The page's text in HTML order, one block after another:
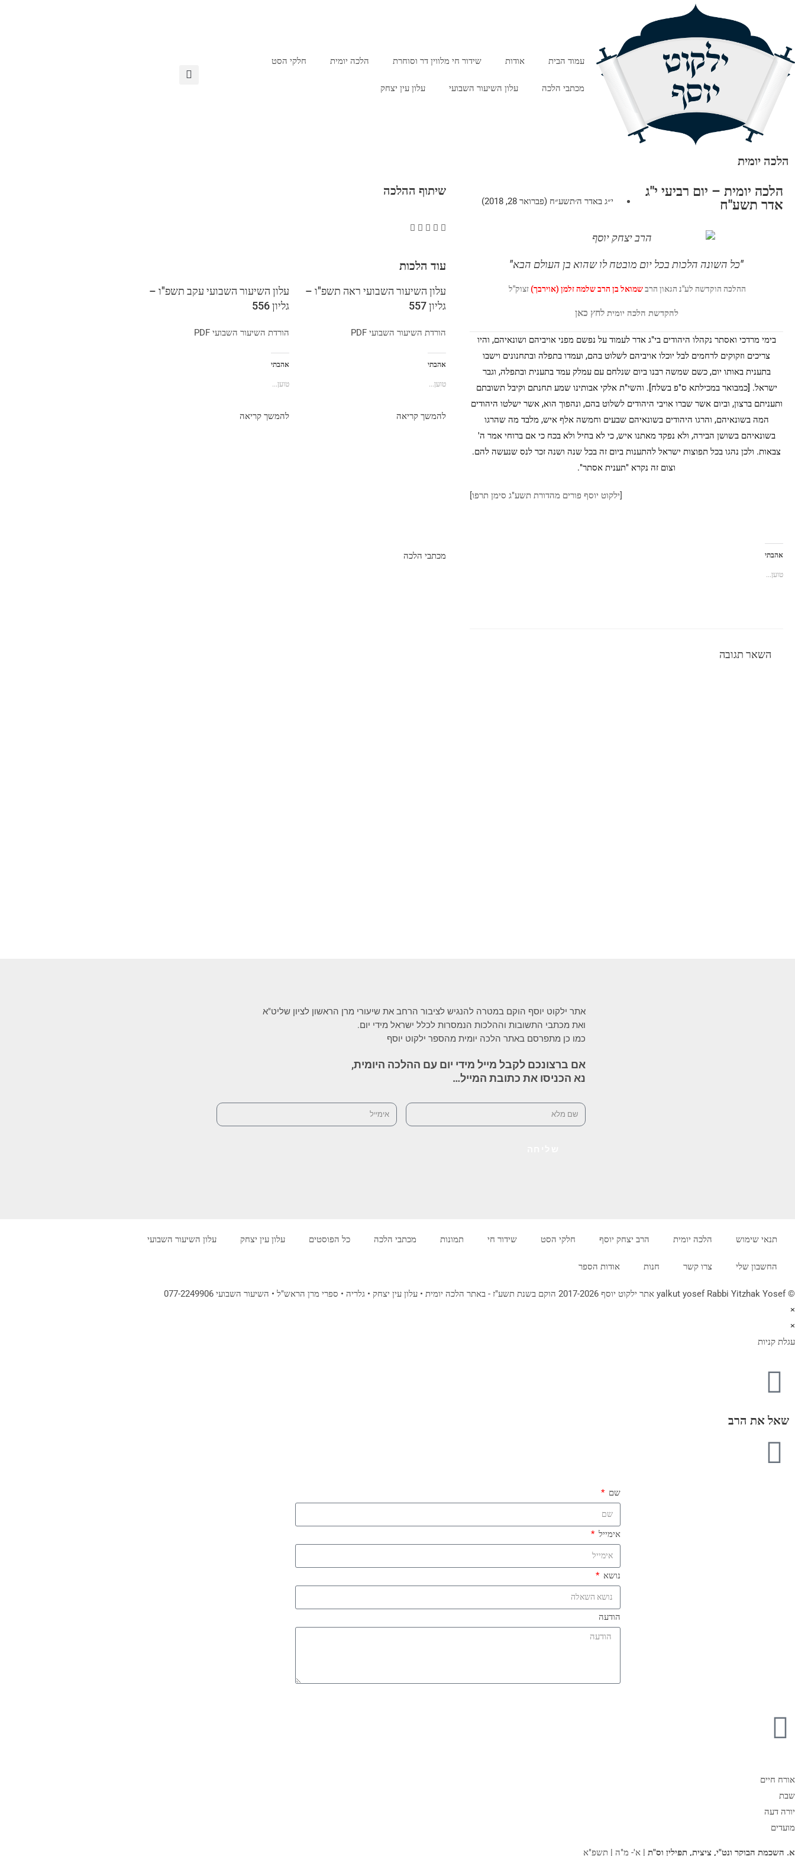
עמוד הבית אודות שידור חי מלווין דר וסוחרת הלכה יומית חלקי הסט
מכתבי הלכה עלון השיעור השבועי עלון עין יצחק
הלכה יומית
הלכה יומית – יום רביעי י"ג
אדר תשע"ח
י״ג באדר ה׳תשע״ח (פברואר 28, 2018)
"כל השונה הלכות בכל יום מובטח לו שהוא בן העולם הבא"
ההלכה הוקדשה לע"נ הגאון הרבשמואל בן הרב שלמה זלמן (אוירבך)זצוק"ל
להקדשת הלכה יומיתלחץ כאן
בימי מרדכי ואסתר נקהלו היהודים בי"ג אדר לעמוד על נפשם מפני אויביהם ושונאיהם, והיו
צריכים וזקוקים לרחמים לבל יוכלו אויביהם לשלוט בהם, ועמדו בתפלה ובתחנונים וישבו
בתענית באותו יום, כשם שמשה רבנו ביום שנלחם עם עמלק עמד בתענית ובתפלה, וגבר
ישראל. [כמבואר במכילתא ס"פ בשלח]. והשי"ת אלקי אבותינו שמע תחנתם וקיבל תשובתם
ותעניתם ברצון, וביום אשר שברו אויבי היהודים לשלוט בהם, ונהפוך הוא, אשר ישלטו היהודים
המה בשונאיהם, והרגו היהודים בשונאיהם שבעים וחמשה אלף איש, מלבד מה שהרגו
בשונאיהם בשושן הבירה, ולא נפקד מאתנו איש, כי לא בחיל ולא בכח כי אם ברוחי אמר ה'
צבאות. ולכן נהגו בכל תפוצות ישראל להתענות ביום זה בכל שנה ושנה זכר לנס שנעשה להם.
וצום זה נקרא "תענית אסתר".
[ילקוט יוסף פורים מהדורת תשע"ג סימן תרפו]
אהבתי
טוען...
השאר תגובה
שיתוף ההלכה
עוד הלכות
עלון השיעור השבועי ראה תשפ"ו –
גליון 557
הורדת השיעור השבועי PDF
אהבתי
טוען...
להמשך קריאה
עלון השיעור השבועי עקב תשפ"ו –
גליון 556
הורדת השיעור השבועי PDF
אהבתי
טוען...
להמשך קריאה
מכתבי הלכה
אתר ילקוט יוסף הוקם במטרה להנגיש לציבור הרחב את שיעורי מרן הראשון לציון שליט"א
ואת מכתבי התשובות וההלכות הנמסרות לכלל ישראל מידי יום.
כמו כן מתפרסם באתר הלכה יומית מהספר ילקוט יוסף
אם ברצונכם לקבל מייל מידי יום עם ההלכה היומית,
נא הכניסו את כתובת המייל…
תנאי שימוש הלכה יומית הרב יצחק יוסף חלקי הסט שידור חי תמונות מכתבי הלכה כל הפוסטים עלון עין יצחק עלון השיעור השבועי
החשבון שלי צרו קשר חנות אודות הספר
© yalkut yosef Rabbi Yitzhak Yosef אתר ילקוט יוסף 2017-2026 הוקם בשנת תשע"ז - באתר הלכה יומית • עלון עין יצחק • גלריה • ספרי מרן הראש"ל • השיעור השבועי 077-2249906
×
×
עגלת קניות
שאל את הרב
שם
אימייל
נושא
הודעה
אורח חיים
שבת
יורה דעה
מועדים
א. השכמת הבוקר ונט"י, ציצית, תפילין וס"ת | א'- מ"ה | תשפ"א